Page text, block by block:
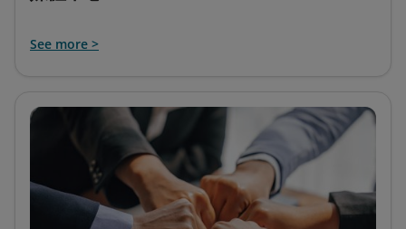
See more >